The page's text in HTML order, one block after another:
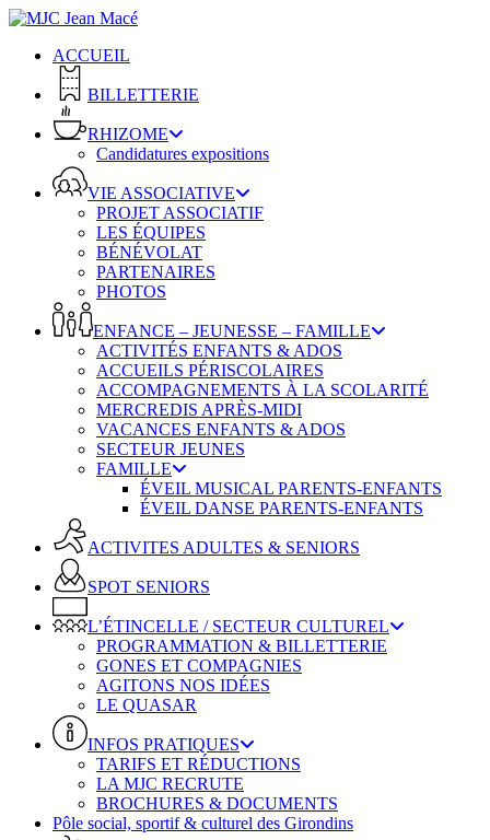
Skip
main
ACCUEIL
BILLETTERIE
RHIZOME
Candidatures expositions
VIE ASSOCIATIVE
PROJET ASSOCIATIF
LES ÉQUIPES
BÉNÉVOLAT
PARTENAIRES
PHOTOS
ENFANCE – JEUNESSE – FAMILLE
ACTIVITÉS ENFANTS & ADOS
ACCUEILS PÉRISCOLAIRES
ACCOMPAGNEMENTS À LA SCOLARITÉ
MERCREDIS APRÈS-MIDI
VACANCES ENFANTS & ADOS
SECTEUR JEUNES
FAMILLE
ÉVEIL MUSICAL PARENTS-ENFANTS
ÉVEIL DANSE PARENTS-ENFANTS
ACTIVITES ADULTES & SENIORS
SPOT SENIORS
L’ÉTINCELLE / SECTEUR CULTUREL
PROGRAMMATION & BILLETTERIE
GONES ET COMPAGNIES
AGITONS NOS IDÉES
LE QUASAR
INFOS PRATIQUES
TARIFS ET RÉDUCTIONS
LA MJC RECRUTE
BROCHURES & DOCUMENTS
Pôle social, sportif & culturel des Girondins